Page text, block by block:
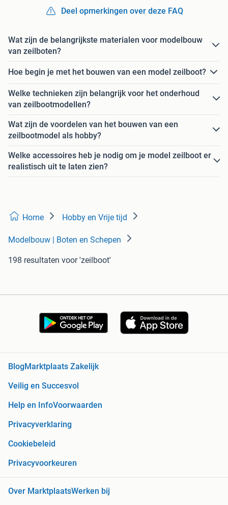
Deel opmerkingen over deze FAQ
Wat zijn de belangrijkste materialen voor modelbouw
van zeilboten?
Hoe begin je met het bouwen van een model zeilboot?
Welke technieken zijn belangrijk voor het onderhoud
van zeilbootmodellen?
Wat zijn de voordelen van het bouwen van een
zeilbootmodel als hobby?
Welke accessoires heb je nodig om je model zeilboot er
realistisch uit te laten zien?
Home Hobby en Vrije tijd
Modelbouw | Boten en Schepen
198 resultaten voor 'zeilboot'
BlogMarktplaats Zakelijk
Veilig en Succesvol
Help en InfoVoorwaarden
Privacyverklaring
Cookiebeleid
Privacyvoorkeuren
Over MarktplaatsWerken bij